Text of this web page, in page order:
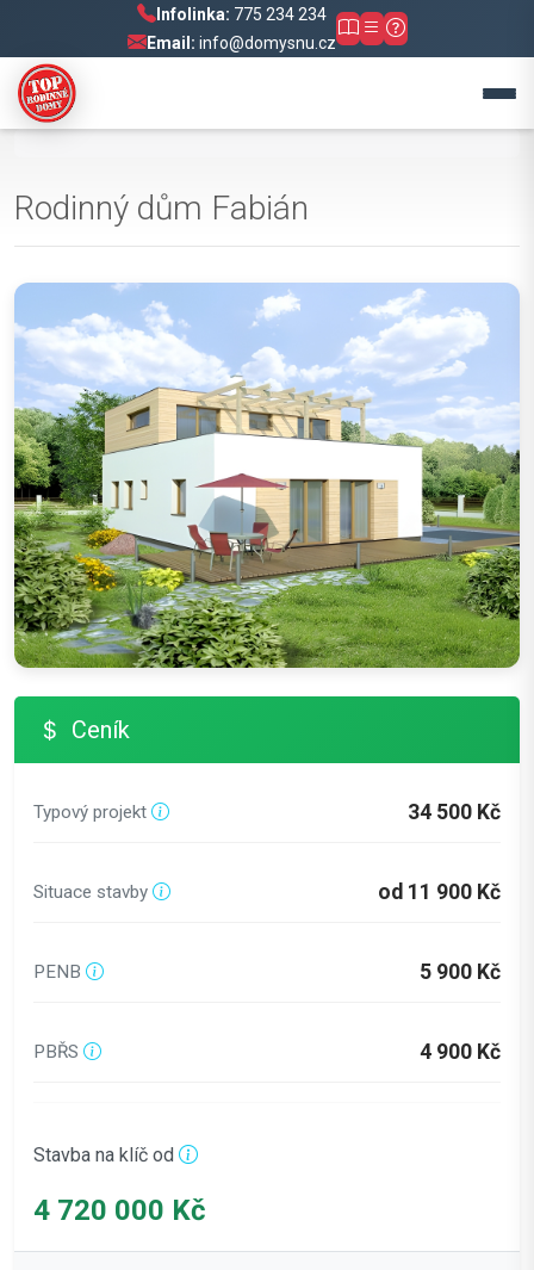
Infolinka: 775 234 234
Email: info@domysnu.cz
Rodinný dům Fabián
Ceník
Typový projekt 34 500 Kč
Situace stavby od 11 900 Kč
PENB 5 900 Kč
PBŘS 4 900 Kč
Stavba na klíč od
4 720 000 Kč